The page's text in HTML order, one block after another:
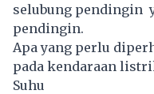
selubung pendingin
pendingin.
Apa yang perlu
pada kendaraan
Suhu